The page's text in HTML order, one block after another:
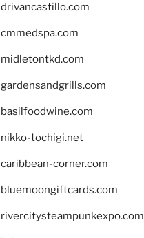
drivancastillo.com
cmmedspa.com
midletontkd.com
gardensandgrills.com
basilfoodwine.com
nikko-tochigi.net
caribbean-corner.com
bluemoongiftcards.com
rivercitysteampunkexpo.com